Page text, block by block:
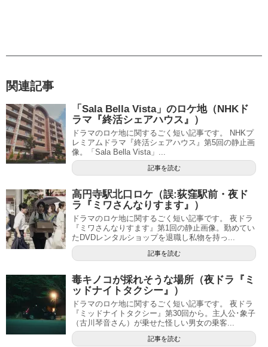
関連記事
「Sala Bella Vista」のロケ地（NHKド
ラマ『終活シェアハウス』）
ドラマのロケ地に関するごく短い記事です。 NHKプ
レミアムドラマ『終活シェアハウス』第5回の静止画
像。「Sala Bella Vista」...
記事を読む
高円寺駅北口ロケ（誤:荻窪駅前・夜ド
ラ『ミワさんなりすます』）
ドラマのロケ地に関するごく短い記事です。 夜ドラ
『ミワさんなりすます』第1回の静止画像。勤めてい
たDVDレンタルショップを退職し私物を持っ...
記事を読む
毒キノコが採れそうな場所（夜ドラ『ミ
ッドナイトタクシー』）
ドラマのロケ地に関するごく短い記事です。 夜ドラ
『ミッドナイトタクシー』第30回から。主人公･象子
（古川琴音さん）が乗せた怪しい男女の乗客...
記事を読む